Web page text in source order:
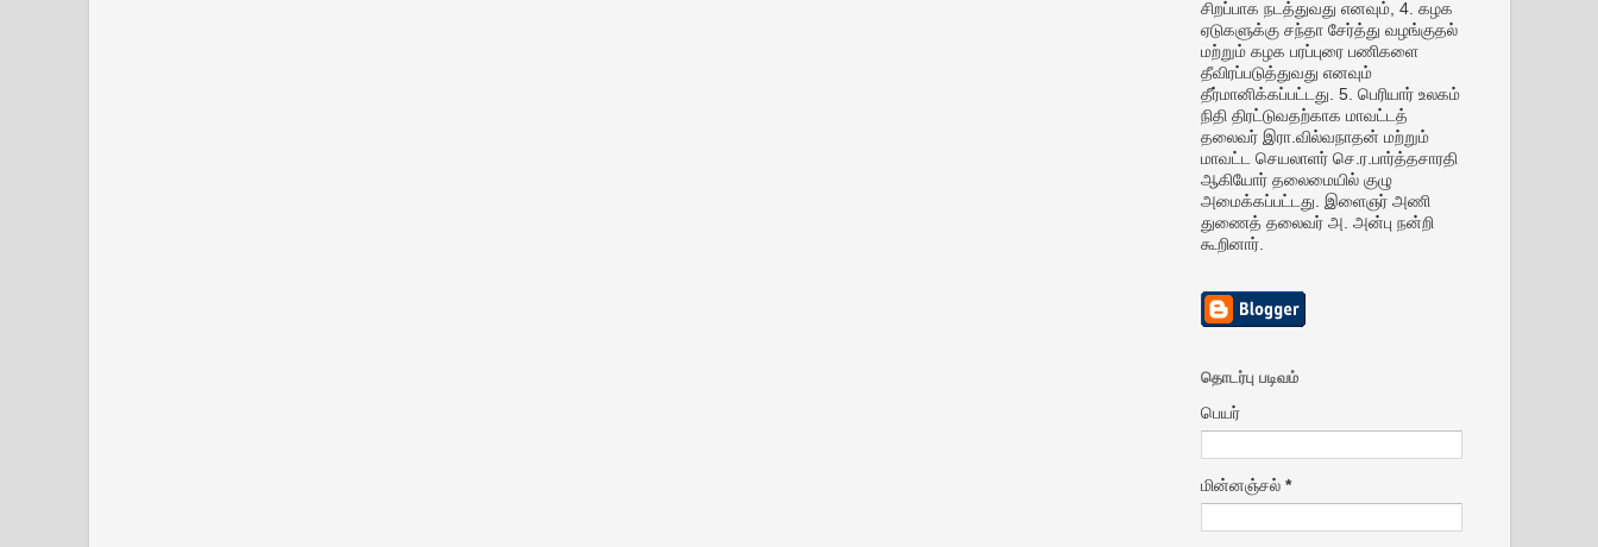
சிறப்பாக நடத்துவது எனவும், 4. கழக
ஏடுகளுக்கு சந்தா சேர்த்து வழங்குதல்
மற்றும் கழக பரப்புரை பணிகளை
தீவிரப்படுத்துவது எனவும்
தீர்மானிக்கப்பட்டது. 5. பெரியார் உலகம்
நிதி திரட்டுவதற்காக மாவட்டத்
தலைவர் இரா.வில்வநாதன் மற்றும்
மாவட்ட செயலாளர் செ.ர.பார்த்தசாரதி
ஆகியோர் தலைமையில் குழு
அமைக்கப்பட்டது. இளைஞர் அணி
துணைத் தலைவர் அ. அன்பு நன்றி
கூறினார்.
தொடர்பு படிவம்
பெயர்
மின்னஞ்சல் *